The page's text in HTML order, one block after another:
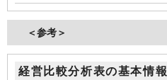
＜参考＞
経営比較分析表の基本情報